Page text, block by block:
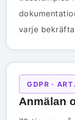
varje
GDPR ·
Anmälan